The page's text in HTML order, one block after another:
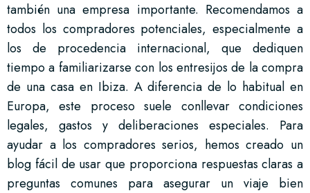
también una empresa importante. Recomendamos a
todos los compradores potenciales, especialmente a
los de procedencia internacional, que dediquen
tiempo a familiarizarse con los entresijos de la compra
de una casa en Ibiza. A diferencia de lo habitual en
Europa, este proceso suele conllevar condiciones
legales, gastos y deliberaciones especiales. Para
ayudar a los compradores serios, hemos creado un
blog fácil de usar que proporciona respuestas claras a
preguntas comunes para asegurar un viaje bien